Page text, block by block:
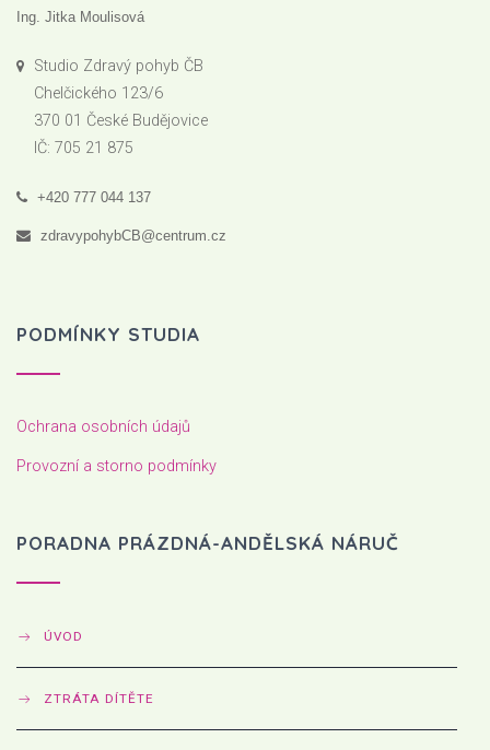
Ing. Jitka Moulisová
Studio Zdravý pohyb ČB
Chelčického 123/6
370 01 České Budějovice
IČ: 705 21 875
+420 777 044 137
zdravypohybCB@centrum.cz
PODMÍNKY STUDIA
Ochrana osobních údajů
Provozní a storno podmínky
PORADNA PRÁZDNÁ-ANDĚLSKÁ NÁRUČ
ÚVOD
ZTRÁTA DÍTĚTE